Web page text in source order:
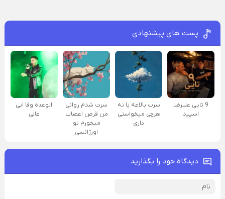
پست های پیشنهادی
9 تایی علیرضا
اسپید
سرت بالاعه یا نه
هرچی میخواستی
داری
سرت شدم روانی
من قرص اعصاب
میخورم تو
اورژانسی
الوعده وفا ابی
عالی
دیدگاه خود را بگذارید